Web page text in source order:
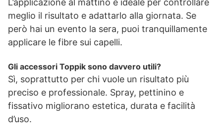
L’applicazione al mattino è ideale per controllare
meglio il risultato e adattarlo alla giornata. Se
però hai un evento la sera, puoi tranquillamente
applicare le fibre sui capelli.
Gli accessori Toppik sono davvero utili?
Sì, soprattutto per chi vuole un risultato più
preciso e professionale. Spray, pettinino e
fissativo migliorano estetica, durata e facilità
d’uso.